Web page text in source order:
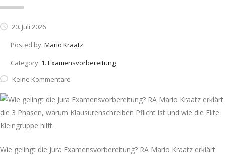
20. Juli 2026
Posted by: Mario Kraatz
Category: 1. Examensvorbereitung
Keine Kommentare
Wie gelingt die Jura Examensvorbereitung? RA Mario Kraatz erklärt